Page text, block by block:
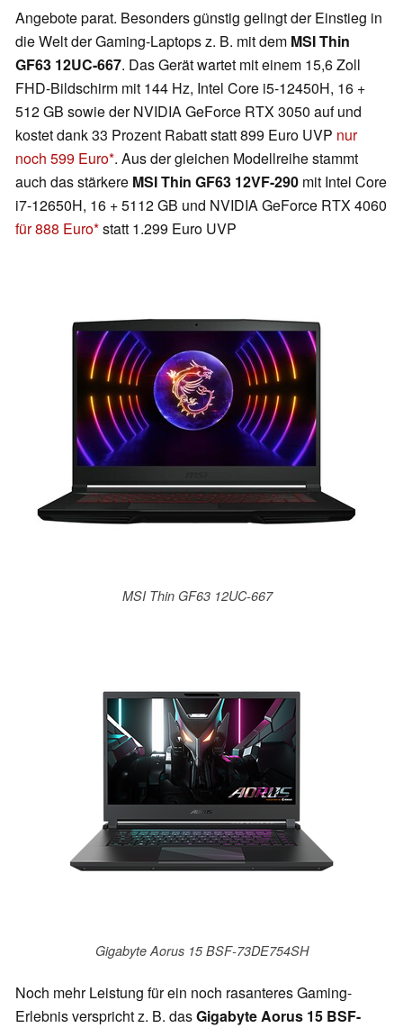
Angebote parat. Besonders günstig gelingt der Einstieg in
die Welt der Gaming-Laptops z. B. mit dem MSI Thin
GF63 12UC-667. Das Gerät wartet mit einem 15,6 Zoll
FHD-Bildschirm mit 144 Hz, Intel Core i5-12450H, 16 +
512 GB sowie der NVIDIA GeForce RTX 3050 auf und
kostet dank 33 Prozent Rabatt statt 899 Euro UVP nur
noch 599 Euro . Aus der gleichen Modellreihe stammt
auch das stärkere MSI Thin GF63 12VF-290 mit Intel Core
i7-12650H, 16 + 5112 GB und NVIDIA GeForce RTX 4060
für 888 Euro statt 1.299 Euro UVP
MSI Thin GF63 12UC-667
Gigabyte Aorus 15 BSF-73DE754SH
Noch mehr Leistung für ein noch rasanteres Gaming-
Erlebnis verspricht z. B. dasGigabyte Aorus 15 BSF-